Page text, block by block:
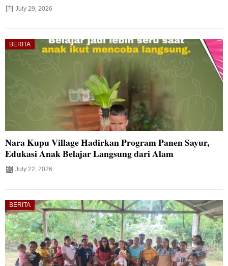
July 29, 2026
BERITA
Nara Kupu Village Hadirkan Program Panen Sayur,
Edukasi Anak Belajar Langsung dari Alam
July 22, 2026
BERITA